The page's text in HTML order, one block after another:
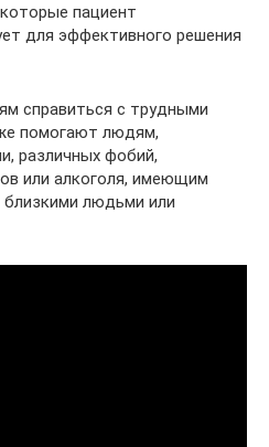
пациент
для эффективного решения
справиться с трудными
помогают людям,
различных фобий,
или алкоголя, имеющим
людьми или